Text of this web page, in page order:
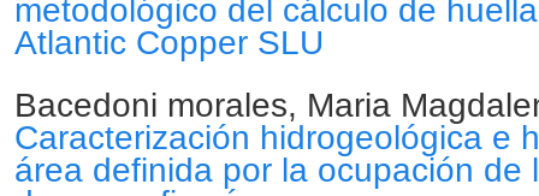
metodológico del cálculo de
Atlantic Copper SLU
Bacedoni morales, Maria
Caracterización hidrogeológica e
área definida por la ocupación de